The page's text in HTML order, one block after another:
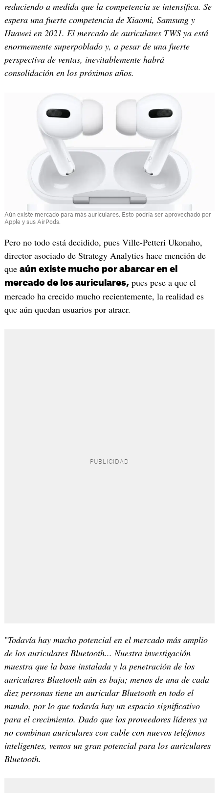
reduciendo a medida que la competencia se intensifica. Se
espera una fuerte competencia de Xiaomi, Samsung y
Huawei en 2021. El mercado de auriculares TWS ya está
enormemente superpoblado y, a pesar de una fuerte
perspectiva de ventas, inevitablemente habrá
consolidación en los próximos años.
Aún existe mercado para más auriculares. Esto podría ser aprovechado por
Apple y sus AirPods.
Pero no todo está decidido, pues Ville-Petteri Ukonaho,
director asociado de Strategy Analytics hace mención de
que aún existe mucho por abarcar en el
mercado de los auriculares, pues pese a que el
mercado ha crecido mucho recientemente, la realidad es
que aún quedan usuarios por atraer.
"Todavía hay mucho potencial en el mercado más amplio
de los auriculares Bluetooth... Nuestra investigación
muestra que la base instalada y la penetración de los
auriculares Bluetooth aún es baja; menos de una de cada
diez personas tiene un auricular Bluetooth en todo el
mundo, por lo que todavía hay un espacio significativo
para el crecimiento. Dado que los proveedores líderes ya
no combinan auriculares con cable con nuevos teléfonos
inteligentes, vemos un gran potencial para los auriculares
Bluetooth.